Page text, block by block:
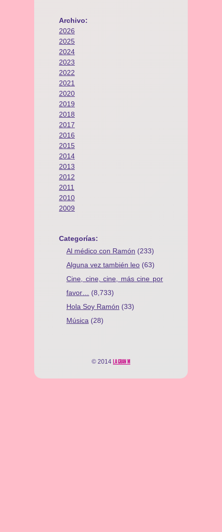
Archivo:
2026
2025
2024
2023
2022
2021
2020
2019
2018
2017
2016
2015
2014
2013
2012
2011
2010
2009
Categorías:
Al médico con Ramón (233)
Alguna vez también leo (63)
Cine, cine, cine, más cine por
favor…
(8,733)
Hola Soy Ramón (33)
Música (28)
© 2014 LA GRAN M